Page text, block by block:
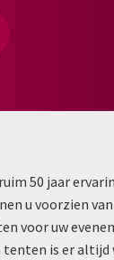
50 jaar
u voorzien
voor uw
is er altijd